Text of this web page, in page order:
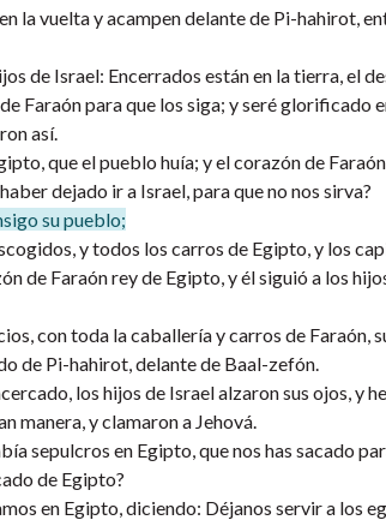
la vuelta y acampen delante de Pi-hahirot,
de Israel: Encerrados están en la tierra, el
Faraón para que los siga; y seré glorificado
así.
que el pueblo huía; y el corazón de
dejado ir a Israel, para que no nos sirva?
su pueblo;
y todos los carros de Egipto, y los
de Faraón rey de Egipto, y él siguió a los
con toda la caballería y carros de Faraón,
de Pi-hahirot, delante de Baal-zefón.
los hijos de Israel alzaron sus ojos, y
manera, y clamaron a Jehová.
sepulcros en Egipto, que nos has sacado
de Egipto?
en Egipto, diciendo: Déjanos servir a los